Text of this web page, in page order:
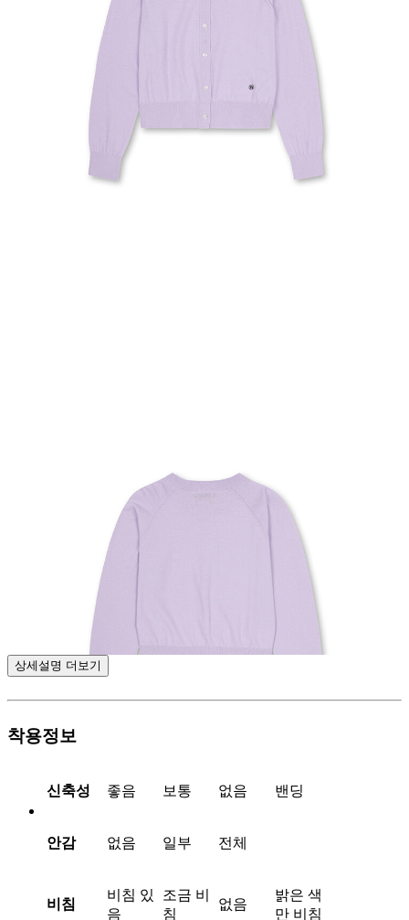
상세설명 더보기
착용정보
신축성 좋음 보통 없음 밴딩
안감 없음 일부 전체
비침
비침 있
음
조금 비
침
없음
밝은 색
만 비침